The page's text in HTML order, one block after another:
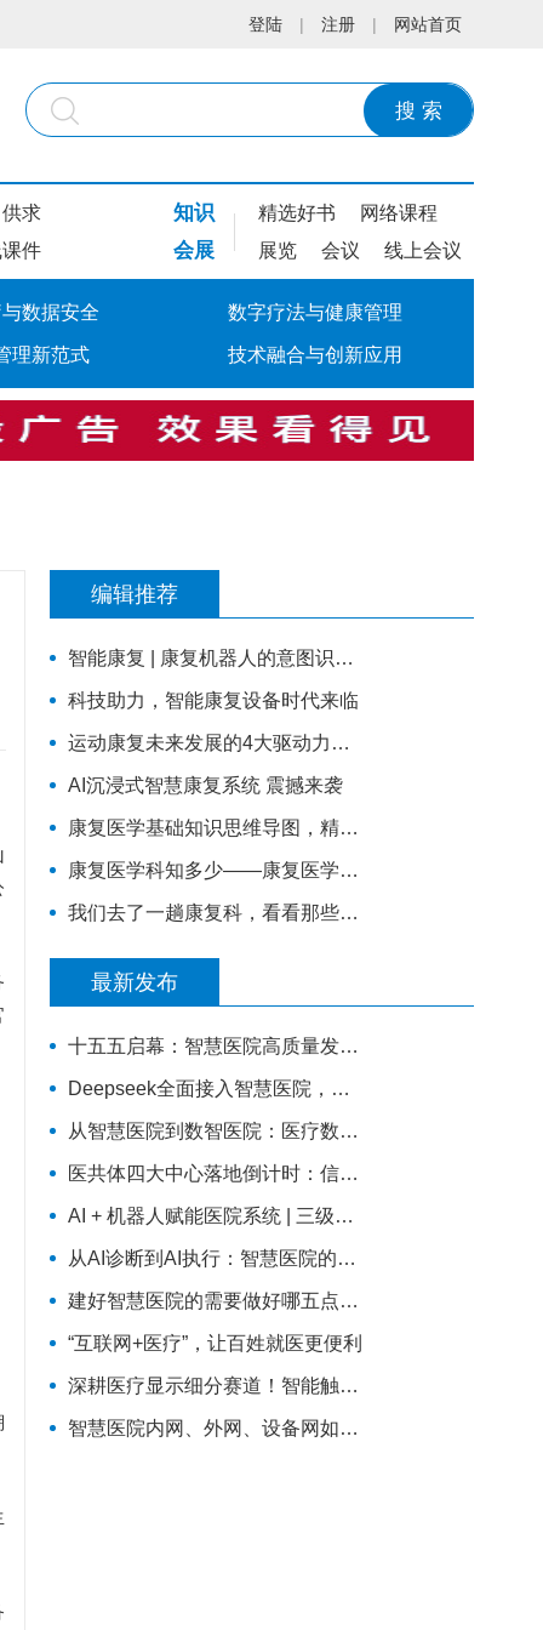
登陆 | 注册 | 网站首页
搜 索
供求
件
知识 精选好书 网络课程
会展 展览 会议 线上会议
数据安全 数字疗法与健康管理
理新范式 技术融合与创新应用
编辑推荐
智能康复 | 康复机器人的意图识别技术
科技助力，智能康复设备时代来临
运动康复未来发展的4大驱动力，你知道几个？
AI沉浸式智慧康复系统 震撼来袭
康复医学基础知识思维导图，精品资料，建议收藏！
康复医学科知多少——康复医学发展概述
我们去了一趟康复科，看看那些努力生活的人！
最新发布
十五五启幕：智慧医院高质量发展新征程—— 新一代 HIS/EMR + AI + 大数据，如何成为公立医院的新引擎？
Deepseek全面接入智慧医院，需要过三关
从智慧医院到数智医院：医疗数字化转型的范式跃迁
医共体四大中心落地倒计时：信息科的系统打通清单来了
AI + 机器人赋能医院系统 | 三级医院评审系统重塑：从突击迎检到长效提质
从AI诊断到AI执行：智慧医院的真正挑战，是流程重塑
建好智慧医院的需要做好哪五点？缺一不可
“互联网+医疗”，让百姓就医更便利
深耕医疗显示细分赛道！智能触控屏助力医疗行业数字化革新
智慧医院内网、外网、设备网如何建设？三张拓扑图搞清楚